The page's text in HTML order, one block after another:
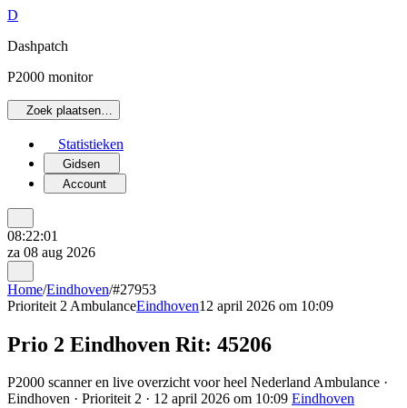
D
Dashpatch
P2000 monitor
Zoek plaatsen…
Statistieken
Gidsen
Account
08:22:01
za 08 aug 2026
Home/Eindhoven/#27953
Prioriteit 2 AmbulanceEindhoven12 april 2026 om 10:09
Prio 2 Eindhoven Rit: 45206
P2000 scanner en live overzicht voor heel Nederland Ambulance ·
Eindhoven · Prioriteit 2 · 12 april 2026 om 10:09 Eindhoven